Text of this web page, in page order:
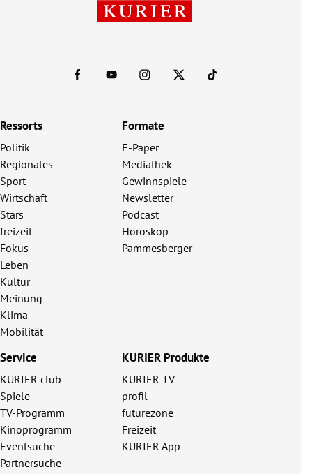
Ressorts
Politik
Regionales
Sport
Wirtschaft
Stars
freizeit
Fokus
Leben
Kultur
Meinung
Klima
Mobilität
Formate
E-Paper
Mediathek
Gewinnspiele
Newsletter
Podcast
Horoskop
Pammesberger
Service
KURIER club
Spiele
TV-Programm
Kinoprogramm
Eventsuche
Partnersuche
KURIER Produkte
KURIER TV
profil
futurezone
Freizeit
KURIER App